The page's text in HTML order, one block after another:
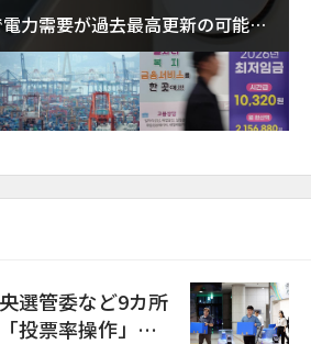
力需要が過去最高更新の可能性
点検
選管委など9カ所
投票率操作」の